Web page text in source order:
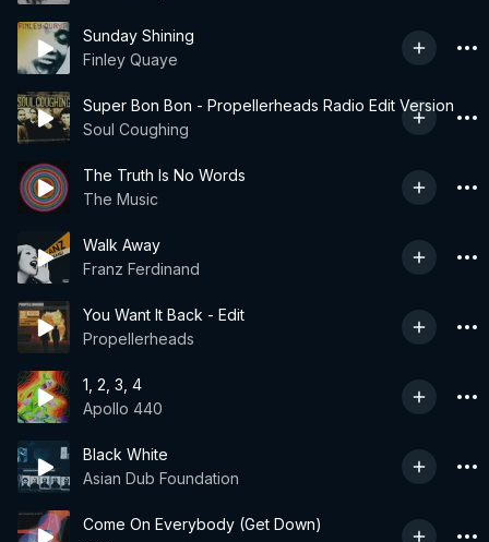
Sunday Shining
Finley Quaye
Super Bon Bon - Propellerheads Radio Edit Version
Soul Coughing
The Truth Is No Words
The Music
Walk Away
Franz Ferdinand
You Want It Back - Edit
Propellerheads
1, 2, 3, 4
Apollo 440
Black White
Asian Dub Foundation
Come On Everybody (Get Down)